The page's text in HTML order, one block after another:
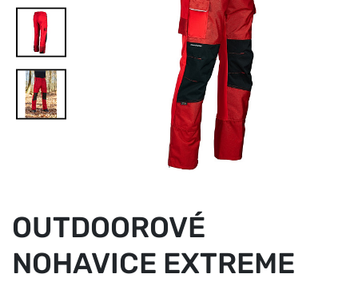
OUTDOOROVÉ
NOHAVICE EXTREME